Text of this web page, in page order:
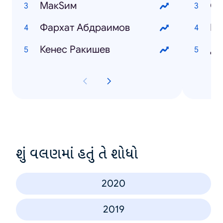
МакSим
Фархат Абдраимов
Кенес Ракишев
શું વલણમાં હતું તે શોધો
2020
2019